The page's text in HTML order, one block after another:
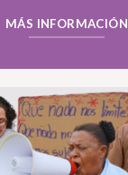
MÁS INFORMACIÓN